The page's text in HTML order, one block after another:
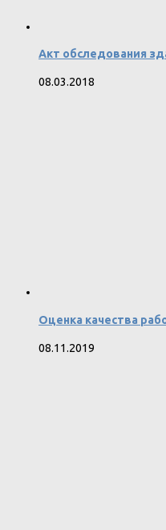
Акт обследования
08.03.2018
Оценка качества
08.11.2019